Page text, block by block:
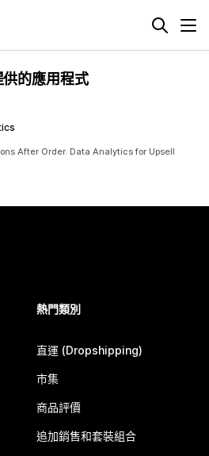
的應用程式
After Order. Data Analytics for Upsell
熱門類別
直運 (Dropshipping)
市集
商品評價
追加銷售和套裝組合